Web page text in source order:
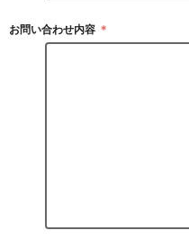
お問い合わせ内容 ＊